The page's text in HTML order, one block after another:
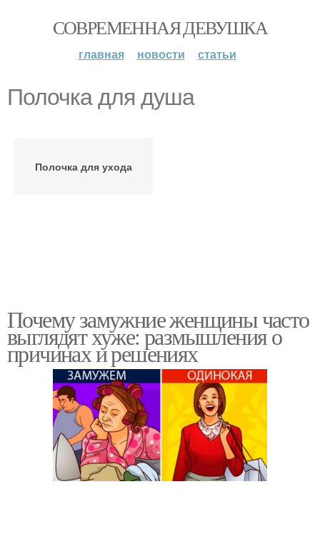
СОВРЕМЕННАЯ ДЕВУШКА
главная новости статьи
Полочка для душа
Полочка для ухода
Почему замужние женщины часто
выглядят хуже: размышления о
причинах и решениях